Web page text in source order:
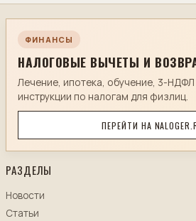
ФИНАНСЫ
НАЛОГОВЫЕ ВЫЧЕТЫ И
Лечение, ипотека, обучение, 3-
инструкции по налогам для физлиц.
ПЕРЕЙТИ НА
РАЗДЕЛЫ
Новости
Статьи